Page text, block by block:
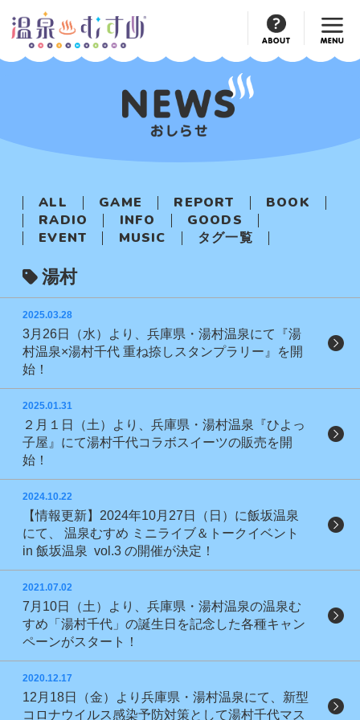
Official
Account
ALL GAME REPORT
BOOK
RADIO
INFO
GOODS
EVENT
MUSIC タグ一覧
湯村
2025.03.28
3月26日（水）より、兵庫県・湯村温泉にて『湯
村温泉×湯村千代 重ね捺しスタンプラリー』を開
始！
2025.01.31
２月１日（土）より、兵庫県・湯村温泉『ひよっ
子屋』にて湯村千代コラボスイーツの販売を開
始！
2024.10.22
【情報更新】2024年10月27日（日）に飯坂温泉
にて、 温泉むすめ ミニライブ＆トークイベント
in 飯坂温泉 vol.3 の開催が決定！
2021.07.02
7月10日（土）より、兵庫県・湯村温泉の温泉む
すめ「湯村千代」の誕生日を記念した各種キャン
ペーンがスタート！
2020.12.17
12月18日（金）より兵庫県・湯村温泉にて、新型
コロナウイルス感染予防対策として湯村千代マス